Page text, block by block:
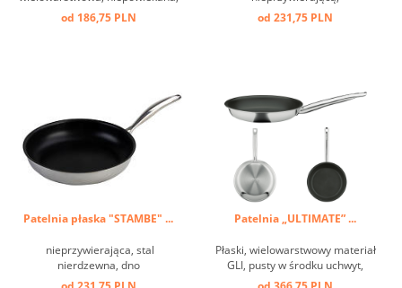
uchwyt przyspawany ...
od 186,75 PLN
wielowarstwowe, stal
nierdzewna, przedłużona
od 231,75 PLN
Patelnia płaska "STAMBE" ...
nieprzywierająca, stal
nierdzewna, dno
wielowarstwowe ...
Patelnia „ULTIMATE” ...
Płaski, wielowarstwowy materiał
GLI, pusty w środku uchwyt,
innowacyjna powierzchnia: